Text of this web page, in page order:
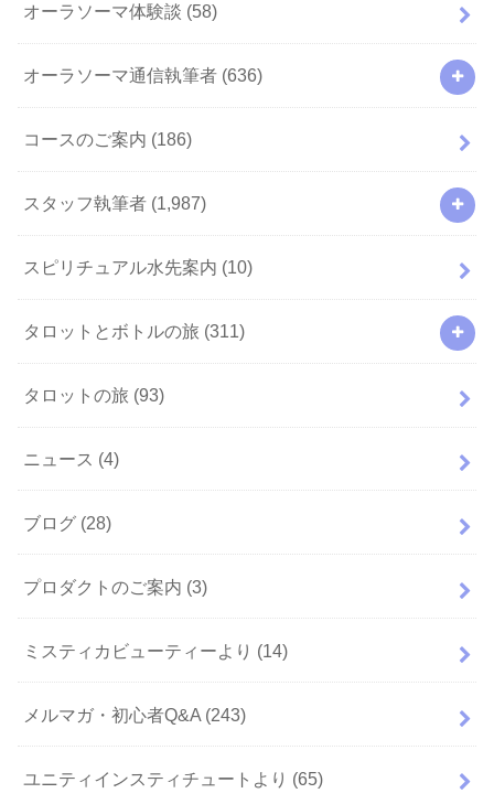
オーラソーマ体験談 (58)
オーラソーマ通信執筆者 (636)
コースのご案内 (186)
スタッフ執筆者 (1,987)
スピリチュアル水先案内 (10)
タロットとボトルの旅 (311)
タロットの旅 (93)
ニュース (4)
ブログ (28)
プロダクトのご案内 (3)
ミスティカビューティーより (14)
メルマガ・初心者Q&A (243)
ユニティインスティチュートより (65)